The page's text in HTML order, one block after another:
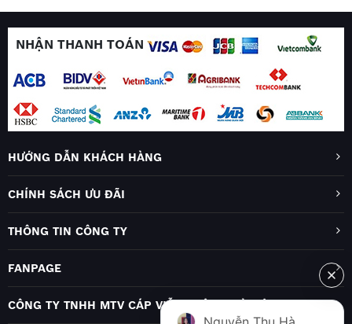
NHẬN THANH TOÁN
HƯỚNG DẪN KHÁCH HÀNG
CHÍNH SÁCH ƯU ĐÃI
THÔNG TIN CÔNG TY
FANPAGE
CÔNG TY TNHH MTV CÁP VIỄN THÔNG HÀ NỘI